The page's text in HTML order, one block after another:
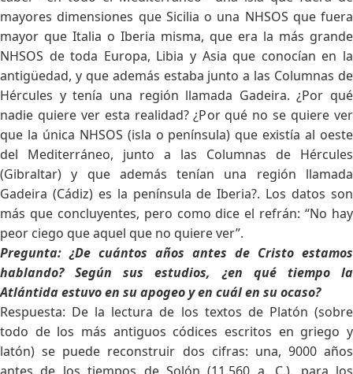
mayores dimensiones que Sicilia o una NHSOS que fuera
mayor que Italia o Iberia misma, que era la más grande
NHSOS de toda Europa, Libia y Asia que conocían en la
antigüedad, y que además estaba junto a las Columnas de
Hércules y tenía una región llamada Gadeira. ¿Por qué
nadie quiere ver esta realidad? ¿Por qué no se quiere ver
que la única NHSOS (isla o península) que existía al oeste
del Mediterráneo, junto a las Columnas de Hércules
(Gibraltar) y que además tenían una región llamada
Gadeira (Cádiz) es la península de Iberia?. Los datos son
más que concluyentes, pero como dice el refrán: “No hay
peor ciego que aquel que no quiere ver”.
Pregunta: ¿De cuántos años antes de Cristo estamos
hablando? Según sus estudios, ¿en qué tiempo la
Atlántida estuvo en su apogeo y en cuál en su ocaso?
Respuesta: De la lectura de los textos de Platón (sobre
todo de los más antiguos códices escritos en griego y
latón) se puede reconstruir dos cifras: una, 9000 años